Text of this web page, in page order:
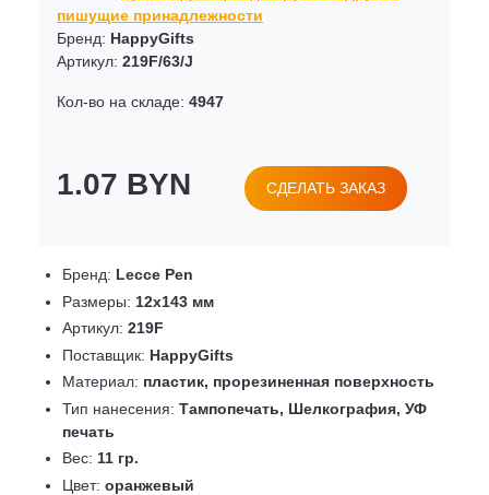
пишущие принадлежности
Бренд: HappyGifts
Артикул: 219F/63/J
Кол-во на складе: 4947
1.07 BYN СДЕЛАТЬ ЗАКАЗ
Бренд: Lecce Pen
Размеры: 12х143 мм
Артикул: 219F
Поставщик: HappyGifts
Материал: пластик, прорезиненная поверхность
Тип нанесения: Тампопечать, Шелкография, УФ
печать
Вес: 11 гр.
Цвет: оранжевый